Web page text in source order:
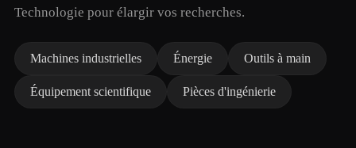
Technologie pour élargir vos recherches.
Machines industrielles Énergie Outils à main
Équipement scientifique Pièces d'ingénierie